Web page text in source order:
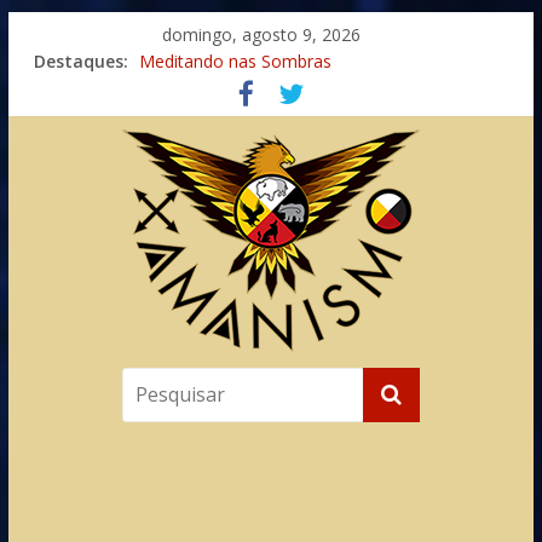
domingo, agosto 9, 2026
Destaques:
Imaginação na Cura
Meditando nas Sombras
Autosuficiência: A Jornada do Espírito Ancestral
Xamanismo Universal
Totens – Caminho Espiritual – Crescimento